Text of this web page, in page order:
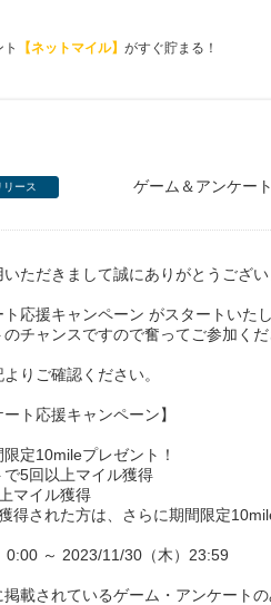
【ネットマイル】 がすぐ貯まる！
リース ゲーム＆アンケー
ただきまして誠にありがとうござい
応援キャンペーン がスタートいたし
チャンスですので奮ってご参加くだ
りご確認ください。
ト応援キャンペーン】
定10mileプレゼント！
5回以上マイル獲得
マイル獲得
得された方は、さらに期間限定
～ 2023/11/30（木）23:59
載されているゲーム・アンケート